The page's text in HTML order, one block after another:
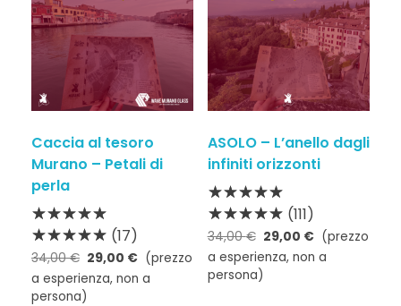
Caccia al tesoro
Murano – Petali di
perla
(17)
34,00€ 29,00 € (prezzo
a esperienza, non a
persona)
ASOLO – L’anello dagli
infiniti orizzonti
(111)
34,00€ 29,00 € (prezzo
a esperienza, non a
persona)